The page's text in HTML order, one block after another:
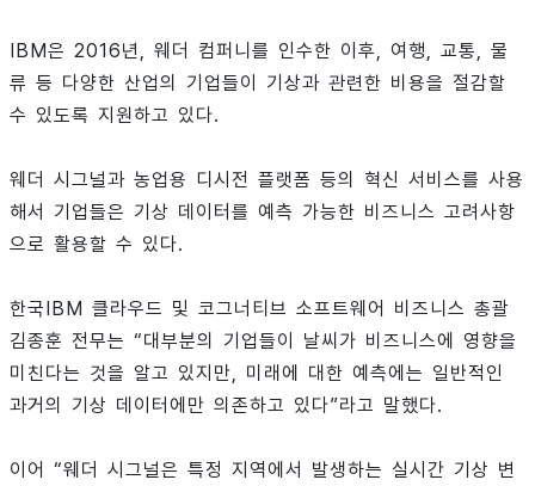
IBM은 2016년, 웨더 컴퍼니를 인수한 이후, 여행, 교통, 물
류 등 다양한 산업의 기업들이 기상과 관련한 비용을 절감할
수 있도록 지원하고 있다.
웨더 시그널과 농업용 디시전 플랫폼 등의 혁신 서비스를 사용
해서 기업들은 기상 데이터를 예측 가능한 비즈니스 고려사항
으로 활용할 수 있다.
한국IBM 클라우드 및 코그너티브 소프트웨어 비즈니스 총괄
김종훈 전무는 “대부분의 기업들이 날씨가 비즈니스에 영향을
미친다는 것을 알고 있지만, 미래에 대한 예측에는 일반적인
과거의 기상 데이터에만 의존하고 있다”라고 말했다.
이어 “웨더 시그널은 특정 지역에서 발생하는 실시간 기상 변